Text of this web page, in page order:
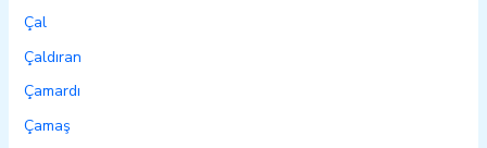
Çal
Çaldıran
Çamardı
Çamaş